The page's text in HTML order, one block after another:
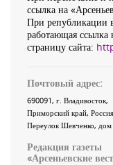
ссылка на
При републикации
работающая ссылка
страницу сайта:
Почтовый адрес:
690091, г. Владивосток,
Приморский край, Россия
Переулок Шевченко,
Редакция газеты
«Арсеньевские